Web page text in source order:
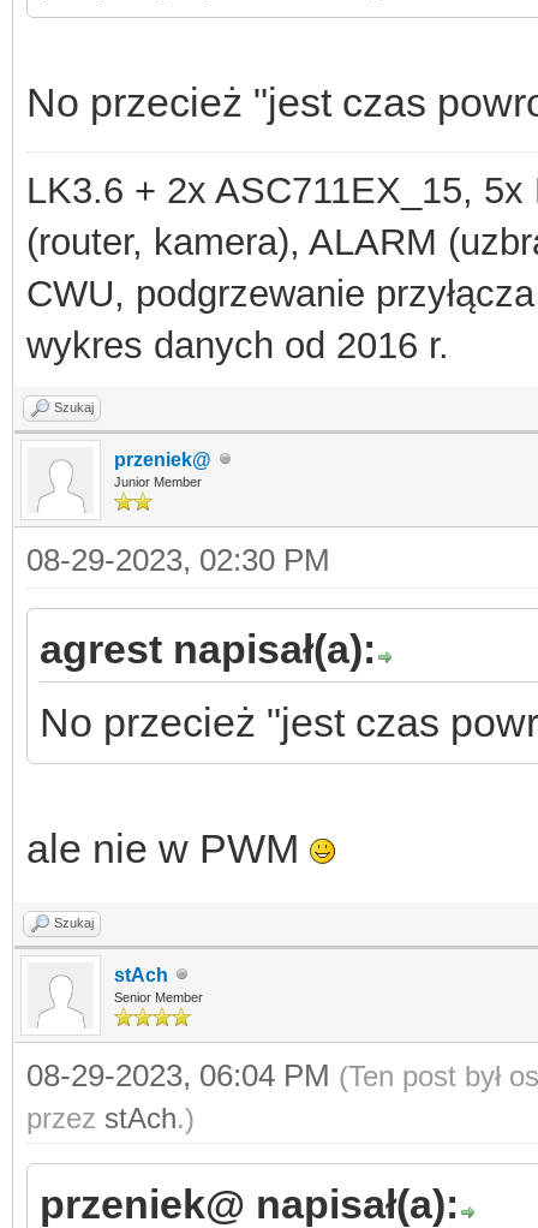
No przecież "jest czas
LK3.6 + 2x ASC711EX_15,
(router, kamera), ALARM
CWU, podgrzewanie
wykres danych od 2016 r.
Szukaj
przeniek@
Junior Member
08-29-2023, 02:30 PM
agrest napisał(a):
No przecież "jest czas
ale nie w PWM
Szukaj
stAch
Senior Member
08-29-2023, 06:04 PM (Ten post był
przez stAch.)
przeniek@ napisał(a):